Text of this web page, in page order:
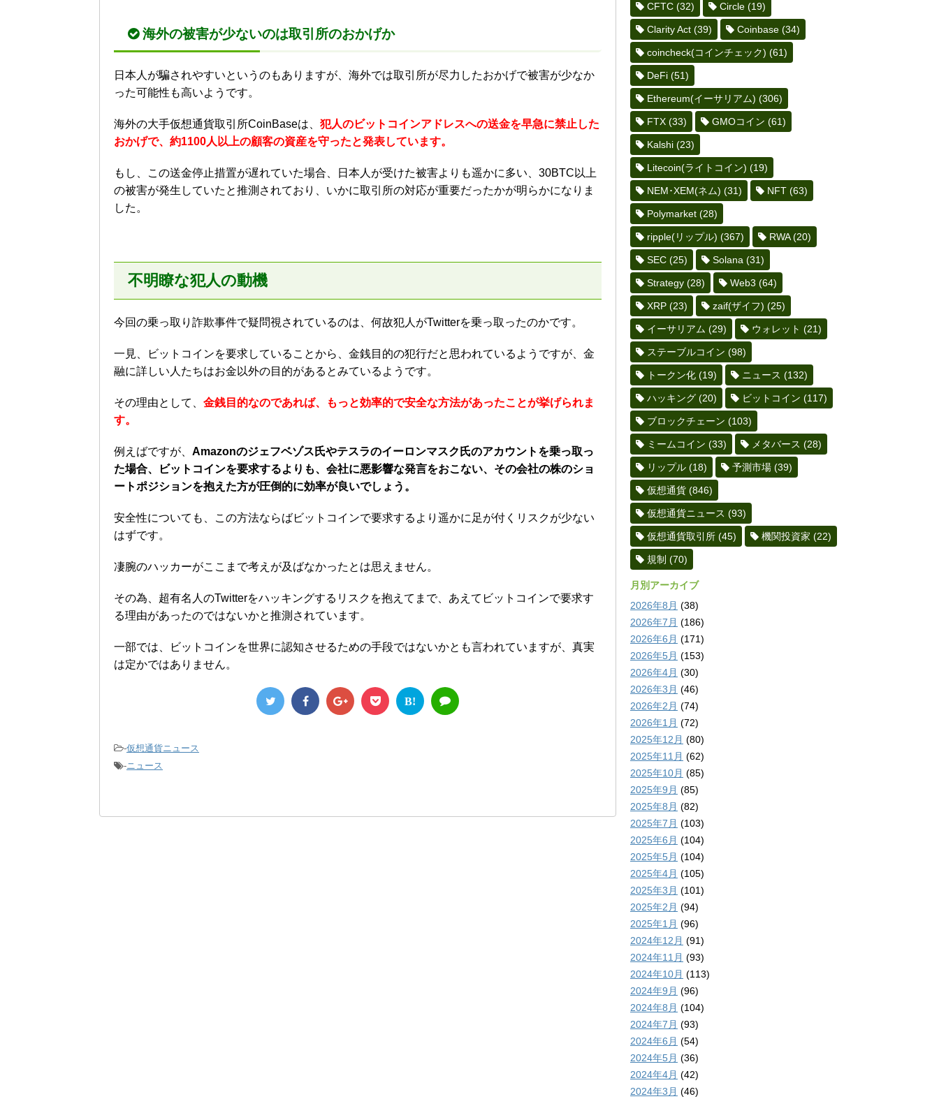
海外の被害が少ないのは取引所のおかげか
日本人が騙されやすいというのもありますが、海外では取引所が尽力したおかげで被害が少なか
った可能性も高いようです。
海外の大手仮想通貨取引所CoinBaseは、 犯人のビットコインアドレスへの送金を早急に禁止した
おかげで、約1100人以上の顧客の資産を守ったと発表しています。
もし、この送金停止措置が遅れていた場合、日本人が受けた被害よりも遥かに多い、30BTC以上
の被害が発生していたと推測されており、いかに取引所の対応が重要だったかが明らかになりま
した。
不明瞭な犯人の動機
今回の乗っ取り詐欺事件で疑問視されているのは、何故犯人がTwitterを乗っ取ったのかです。
一見、ビットコインを要求していることから、金銭目的の犯行だと思われているようですが、金
融に詳しい人たちはお金以外の目的があるとみているようです。
その理由として、 金銭目的なのであれば、もっと効率的で安全な方法があったことが挙げられま
す。
例えばですが、 Amazonのジェフベゾス氏やテスラのイーロンマスク氏のアカウントを乗っ取っ
た場合、ビットコインを要求するよりも、会社に悪影響な発言をおこない、その会社の株のショ
ートポジションを抱えた方が圧倒的に効率が良いでしょう。
安全性についても、この方法ならばビットコインで要求するより遥かに足が付くリスクが少ない
はずです。
凄腕のハッカーがここまで考えが及ばなかったとは思えません。
その為、超有名人のTwitterをハッキングするリスクを抱えてまで、あえてビットコインで要求す
る理由があったのではないかと推測されています。
一部では、ビットコインを世界に認知させるための手段ではないかとも言われていますが、真実
は定かではありません。
B!
-仮想通貨ニュース
-ニュース
CFTC (32) Circle (19)
Clarity Act (39) Coinbase (34)
coincheck(コインチェック) (61)
DeFi (51)
Ethereum(イーサリアム) (306)
FTX (33) GMOコイン (61)
Kalshi (23)
Litecoin(ライトコイン) (19)
NEM･XEM(ネム) (31) NFT (63)
Polymarket (28)
ripple(リップル) (367) RWA(20)
SEC (25) Solana (31)
Strategy (28) Web3 (64)
XRP (23) zaif(ザイフ) (25)
イーサリアム (29) ウォレット (21)
ステーブルコイン (98)
トークン化 (19) ニュース (132)
ハッキング (20) ビットコイン (117)
ブロックチェーン (103)
ミームコイン (33) メタバース (28)
リップル (18) 予測市場 (39)
仮想通貨 (846)
仮想通貨ニュース (93)
仮想通貨取引所 (45) 機関投資家 (22)
規制 (70)
月別アーカイブ
2026年8月 (38)
2026年7月 (186)
2026年6月 (171)
2026年5月 (153)
2026年4月 (30)
2026年3月 (46)
2026年2月 (74)
2026年1月 (72)
2025年12月 (80)
2025年11月 (62)
2025年10月 (85)
2025年9月 (85)
2025年8月 (82)
2025年7月 (103)
2025年6月 (104)
2025年5月 (104)
2025年4月 (105)
2025年3月 (101)
2025年2月 (94)
2025年1月 (96)
2024年12月 (91)
2024年11月 (93)
2024年10月 (113)
2024年9月 (96)
2024年8月 (104)
2024年7月 (93)
2024年6月 (54)
2024年5月 (36)
2024年4月 (42)
2024年3月 (46)